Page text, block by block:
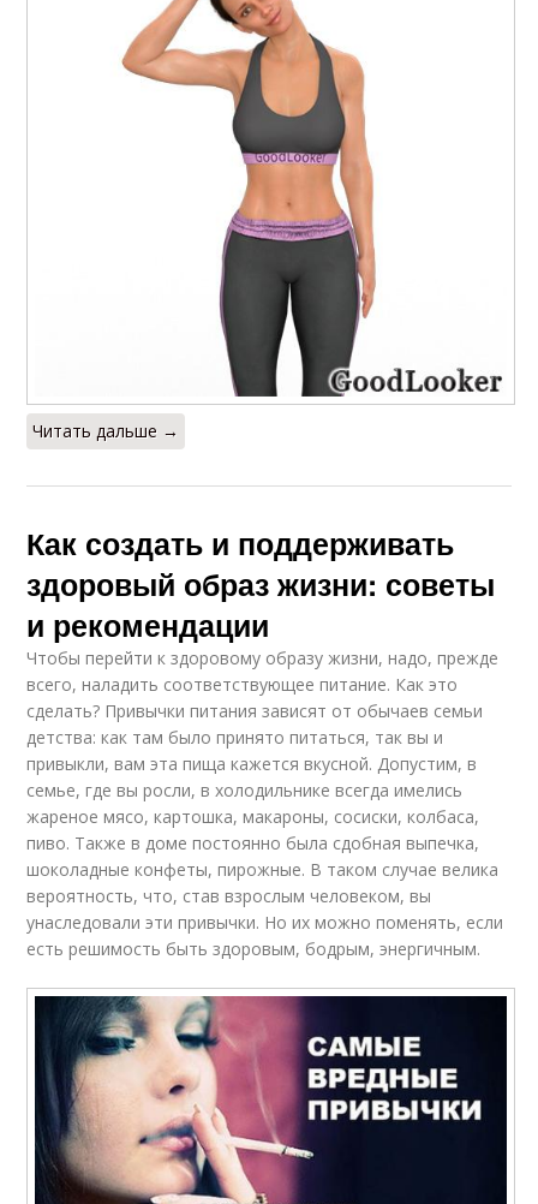
Читать дальше →
Как создать и поддерживать
здоровый образ жизни: советы
и рекомендации
Чтобы перейти к здоровому образу жизни, надо, прежде
всего, наладить соответствующее питание. Как это
сделать? Привычки питания зависят от обычаев семьи
детства: как там было принято питаться, так вы и
привыкли, вам эта пища кажется вкусной. Допустим, в
семье, где вы росли, в холодильнике всегда имелись
жареное мясо, картошка, макароны, сосиски, колбаса,
пиво. Также в доме постоянно была сдобная выпечка,
шоколадные конфеты, пирожные. В таком случае велика
вероятность, что, став взрослым человеком, вы
унаследовали эти привычки. Но их можно поменять, если
есть решимость быть здоровым, бодрым, энергичным.